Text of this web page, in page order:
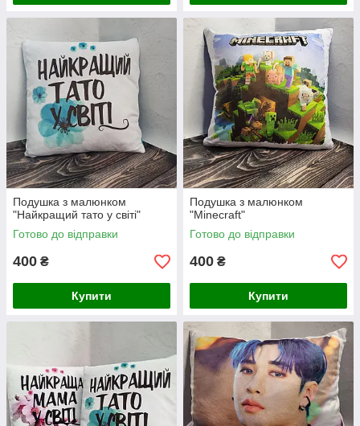
Подушка з малюнком
"Найкращий тато у світі"
Готово до відправки
400 ₴
Купити
Подушка з малюнком
"Minecraft"
Готово до відправки
400 ₴
Купити